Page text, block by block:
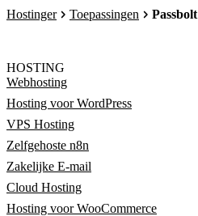
Hostinger Toepassingen Passbolt
HOSTING
Webhosting
Hosting voor WordPress
VPS Hosting
Zelfgehoste n8n
Zakelijke E-mail
Cloud Hosting
Hosting voor WooCommerce